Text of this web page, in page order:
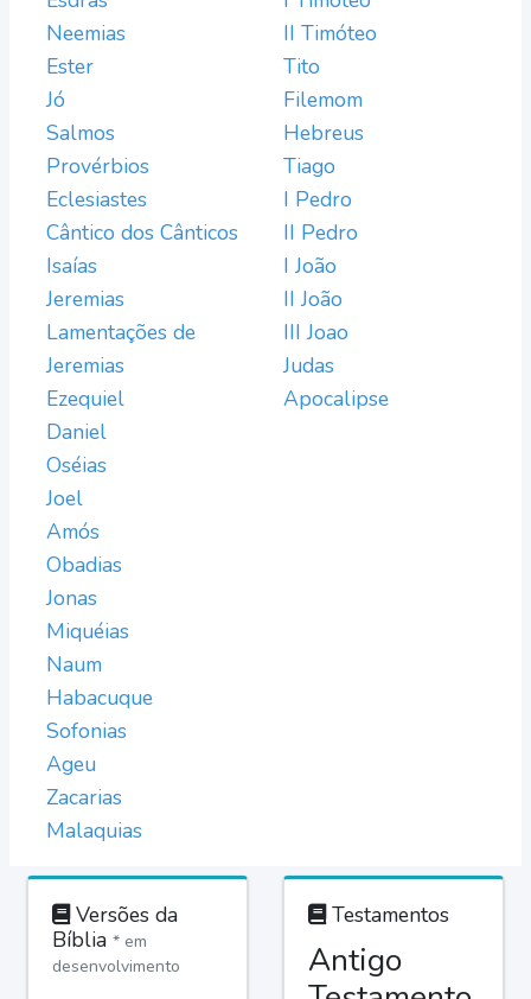
Neemias
Ester
Jó
Salmos
Provérbios
Eclesiastes
Cântico dos Cânticos
Isaías
Jeremias
Lamentações de
Jeremias
Ezequiel
Daniel
Oséias
Joel
Amós
Obadias
Jonas
Miquéias
Naum
Habacuque
Sofonias
Ageu
Zacarias
Malaquias
II Timóteo
Tito
Filemom
Hebreus
Tiago
I Pedro
II Pedro
I João
II João
III Joao
Judas
Apocalipse
Versões da
Bíblia * em
desenvolvimento
Testamentos
Antigo